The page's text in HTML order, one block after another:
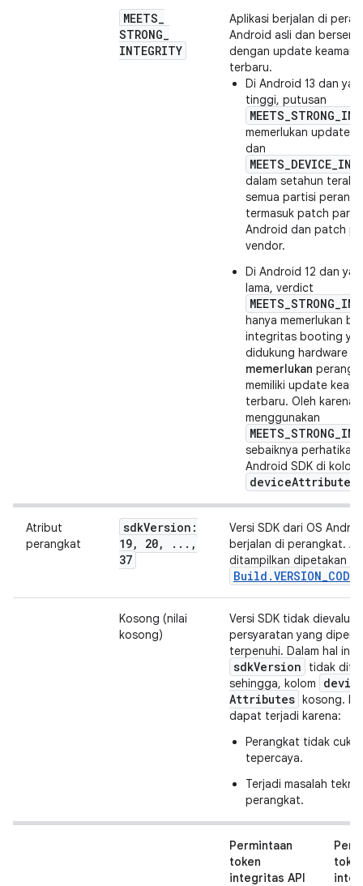
MEETS_
STRONG_
INTEGRITY
Aplikasi berjalan di
Android asli dan
dengan update
terbaru.
Di Android 13 dan
tinggi, putusan
memerlukan update
dan
dalam setahun
semua partisi
termasuk patch
Android dan patch
vendor.
Di Android 12 dan
lama, verdict
hanya memerlukan
integritas booting
didukung hardware
memerlukan
memiliki update
terbaru. Oleh karena
menggunakan
sebaiknya perhatikan
Android SDK di kolom
deviceAttributes
Atribut
perangkat
sdkVersion:
19, 20, . . . ,
37
Versi SDK dari OS
berjalan di perangkat.
ditampilkan dipetakan ke
Build.VERSION_CODES
Kosong (nilai
kosong)
Versi SDK tidak
persyaratan yang
terpenuhi. Dalam hal ini,
sdkVersion
tidak
sehingga, kolom
Attributes kosong.
dapat terjadi karena:
Perangkat tidak
tepercaya.
Terjadi masalah
perangkat.
Permintaan
token
integritas API